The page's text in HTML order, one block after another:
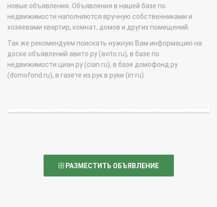
новые объявления. Объявления в нашей базе по
недвижимости наполняются вручную собственниками и
хозяевами квартир, комнат, домов и других помещений.
Так же рекомендуем поискать нужную Вам информацию на
доске объявлений авито.ру (avito.ru), в базе по
недвижимости циан.ру (cian.ru), в базе домофонд.ру
(domofond.ru), в газете из рук в руки (irr.ru).
РАЗМЕСТИТЬ ОБЪЯВЛЕНИЕ